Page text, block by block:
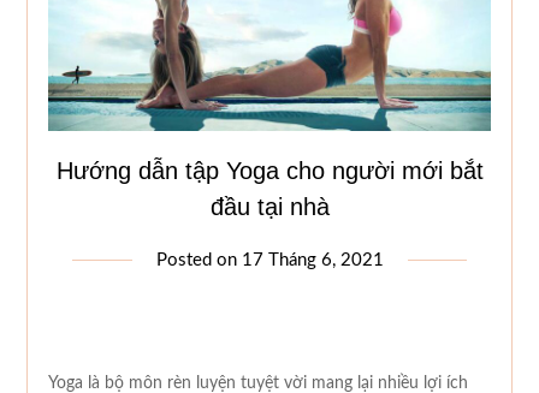
Hướng dẫn tập Yoga cho người mới bắt
đầu tại nhà
Posted on 17 Tháng 6, 2021
Yoga là bộ môn rèn luyện tuyệt vời mang lại nhiều lợi ích